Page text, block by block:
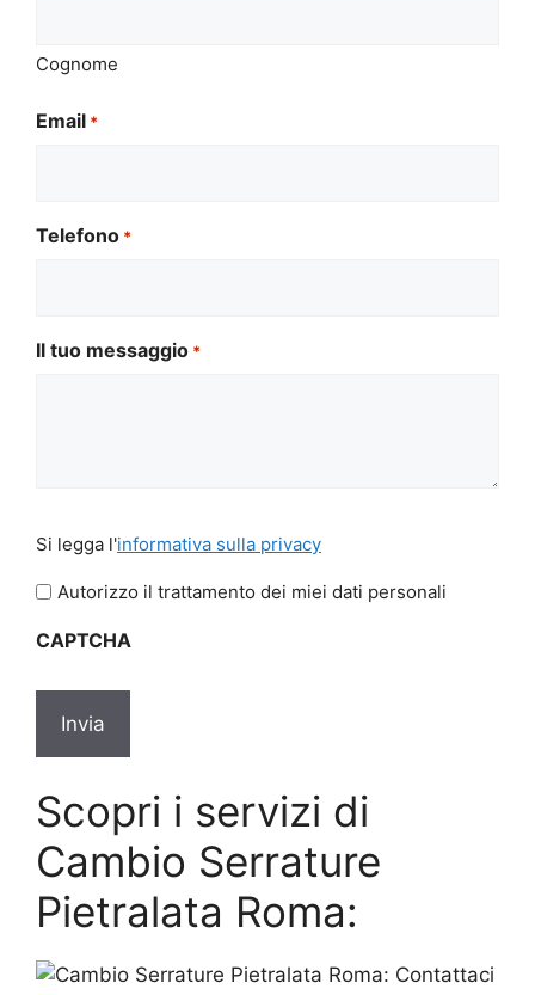
Cognome
Email *
Telefono *
Il tuo messaggio *
legga
l'informativa
privacy
Si legga l'informativa sulla privacy
Autorizzo il trattamento dei miei dati personali
CAPTCHA
Scopri i servizi di
Cambio Serrature
Pietralata Roma: